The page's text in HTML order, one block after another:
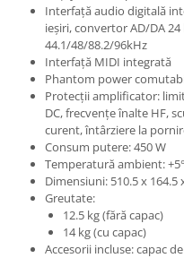
Interfață audio digitală
ieșiri, convertor AD/DA
44.1/48/88.2/96kHz
Interfață MIDI integrată
Phantom power
Protecții amplificator:
DC, frecvențe înalte HF,
curent, întârziere la
Consum putere: 450 W
Temperatură ambient:
Dimensiuni: 510.5 x 164.5
Greutate:
12.5 kg (fără capac)
14 kg (cu capac)
Accesorii incluse: capac